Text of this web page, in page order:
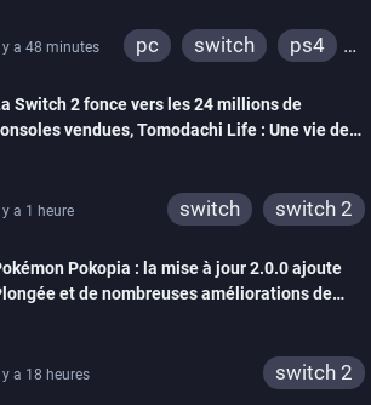
Il y a 48 minutes pc switch
ps4
wiiu
3ds
ps3
xbox 360
switch 2
Switch 2 fonce vers les 24 millions de
vendues, Tomodachi Life : Une vie de
Il y a 1 heure switch switch 2
Pokopia : la mise à jour 2.0.0 ajoute
et de nombreuses améliorations de
Il y a 18 heures switch 2